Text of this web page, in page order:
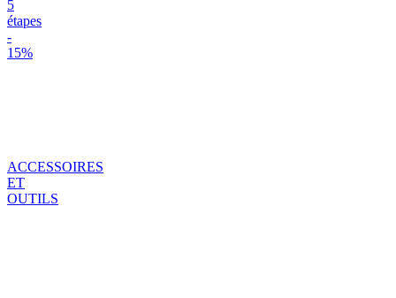
5
étapes
-
15%
ACCESSOIRES
ET
OUTILS